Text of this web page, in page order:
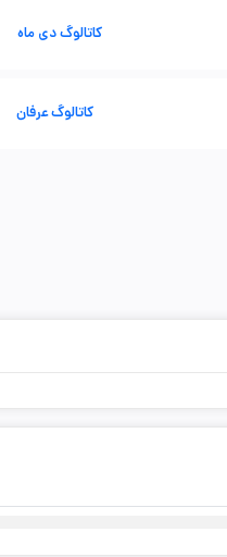
کاتالوگ دی ماه
کاتالوگ عرفان